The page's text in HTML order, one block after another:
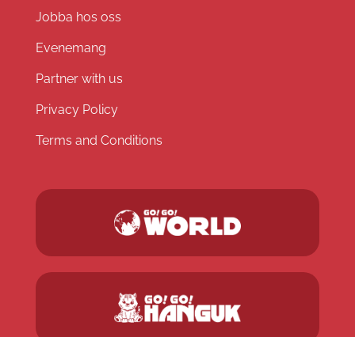
Jobba hos oss
Evenemang
Partner with us
Privacy Policy
Terms and Conditions